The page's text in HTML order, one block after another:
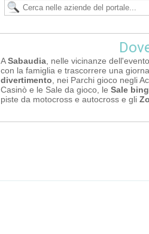
ASabaudia , nelle vicinanze
con la famiglia e trascorrere una
divertimento , nei Parchi gioco negli
Casinò e le Sale da gioco, le Sale
piste da motocross e autocross e gli